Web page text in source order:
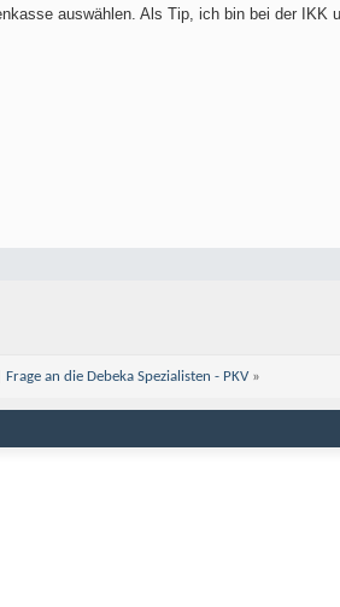
auswählen. Als Tip, ich bin bei der IKK
Frage an die Debeka Spezialisten - PKV »